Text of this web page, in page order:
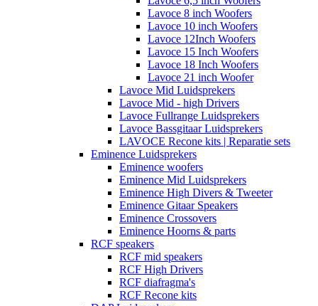
Lavoce 8 inch Woofers
Lavoce 10 inch Woofers
Lavoce 12Inch Woofers
Lavoce 15 Inch Woofers
Lavoce 18 Inch Woofers
Lavoce 21 inch Woofer
Lavoce Mid Luidsprekers
Lavoce Mid - high Drivers
Lavoce Fullrange Luidsprekers
Lavoce Bassgitaar Luidsprekers
LAVOCE Recone kits | Reparatie sets
Eminence Luidsprekers
Eminence woofers
Eminence Mid Luidsprekers
Eminence High Divers & Tweeter
Eminence Gitaar Speakers
Eminence Crossovers
Eminence Hoorns & parts
RCF speakers
RCF mid speakers
RCF High Drivers
RCF diafragma's
RCF Recone kits